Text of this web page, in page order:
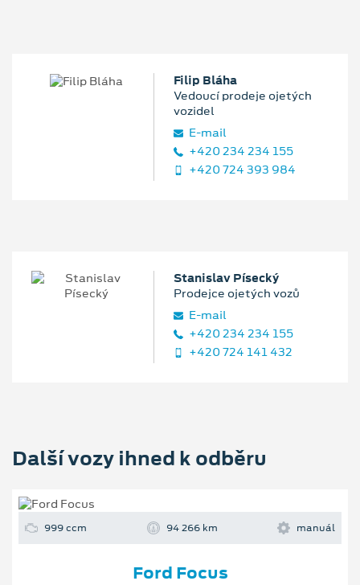
Filip Bláha
Vedoucí prodeje ojetých
vozidel
E‑mail
+420 234 234 155
+420 724 393 984
Stanislav Písecký
Prodejce ojetých vozů
E‑mail
+420 234 234 155
+420 724 141 432
Další vozy ihned k odběru
999 ccm 94 266 km manuál
Ford Focus